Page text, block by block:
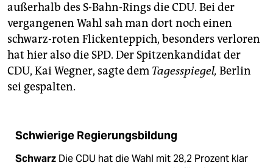
außerhalb des S-Bahn-Rings die CDU. Bei der
vergangenen Wahl sah man dort noch einen
schwarz-roten Flickenteppich, besonders verloren
hat hier also die SPD. Der Spitzenkandidat der
CDU, Kai Wegner, sagte dem Tagesspiegel, Berlin
sei gespalten.
Schwierige Regierungsbildung
Schwarz Die CDU hat die Wahl mit 28,2 Prozent klar